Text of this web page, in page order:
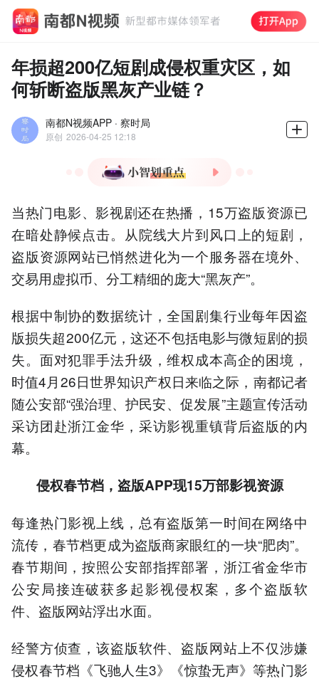
年损超200亿短剧成侵权重灾区，如
何斩断盗版黑灰产业链？
南都N视频APP · 察时局
原创 2026-04-25 12:18
亿，服务器境外化、虚拟币
结算成新特征。
资源，春节档热门影片成侵
权重灾区，短剧盗版跨境侵
权激增。
3.维权陷"打地鼠"困境：短
剧生命周期仅1周，民事诉
讼难追损失。
以上内容由AI大模型生成，仅供
参考
当热门电影、影视剧还在热播，15万盗版资源已
在暗处静候点击。从院线大片到风口上的短剧，
盗版资源网站已悄然进化为一个服务器在境外、
交易用虚拟币、分工精细的庞大“黑灰产”。
根据中制协的数据统计，全国剧集行业每年因盗
版损失超200亿元，这还不包括电影与微短剧的损
失。面对犯罪手法升级，维权成本高企的困境，
时值4月26日世界知识产权日来临之际，南都记者
随公安部“强治理、护民安、促发展”主题宣传活动
采访团赴浙江金华，采访影视重镇背后盗版的内
幕。
侵权春节档，盗版APP现15万部影视资源
每逢热门影视上线，总有盗版第一时间在网络中
流传，春节档更成为盗版商家眼红的一块“肥肉”。
春节期间，按照公安部指挥部署，浙江省金华市
公安局接连破获多起影视侵权案，多个盗版软
件、盗版网站浮出水面。
经警方侦查，该盗版软件、盗版网站上不仅涉嫌
侵权春节档《飞驰人生3》《惊蛰无声》等热门影